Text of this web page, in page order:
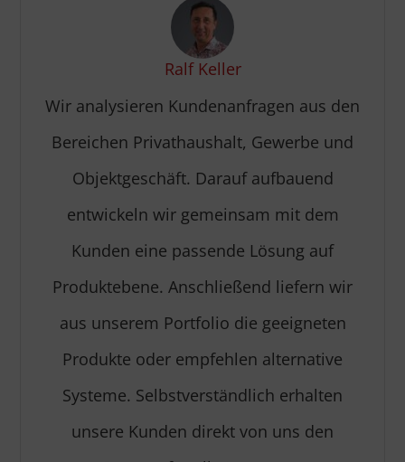
Ralf Keller
Wir analysieren Kundenanfragen aus den
Bereichen Privathaushalt, Gewerbe und
Objektgeschäft. Darauf aufbauend
entwickeln wir gemeinsam mit dem
Kunden eine passende Lösung auf
Produktebene. Anschließend liefern wir
aus unserem Portfolio die geeigneten
Produkte oder empfehlen alternative
Systeme. Selbstverständlich erhalten
unsere Kunden direkt von uns den